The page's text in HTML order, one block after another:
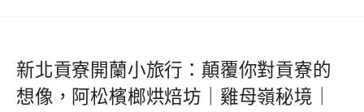
新北貢寮開蘭小旅行：顛覆你對貢寮的
想像，阿松檳榔烘焙坊｜雞母嶺秘境｜